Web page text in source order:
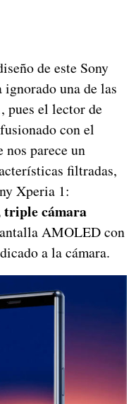
de este Sony
una de las
pues el lector de
con el
nos parece un
filtradas,
Xperia 1:
triple cámara
AMOLED con
a la cámara.